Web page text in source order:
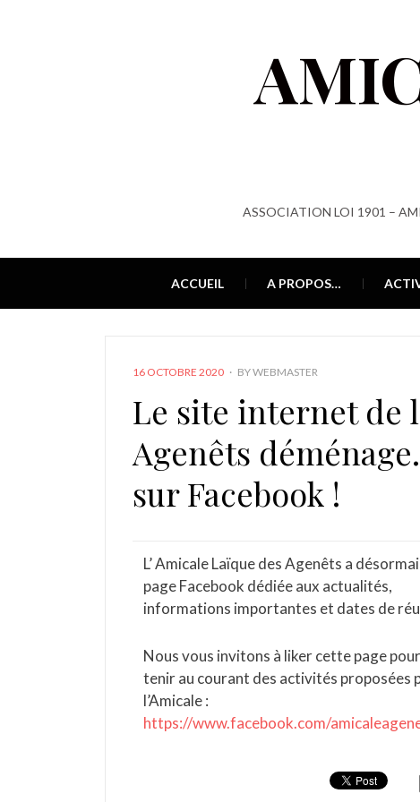
ASSOCIATION LOI 1901 –
ACCUEIL A PROPOS…
POSTED
16 OCTOBRE 2020 BYWEBMASTER
Le site internet de
Agenêts
sur Facebook !
L’ Amicale Laïque des Agenêts a
page Facebook dédiée aux actualités,
informations importantes et dates de
Nous vous invitons à liker cette page
tenir au courant des activités proposées
l’Amicale :
https://www.facebook.com/